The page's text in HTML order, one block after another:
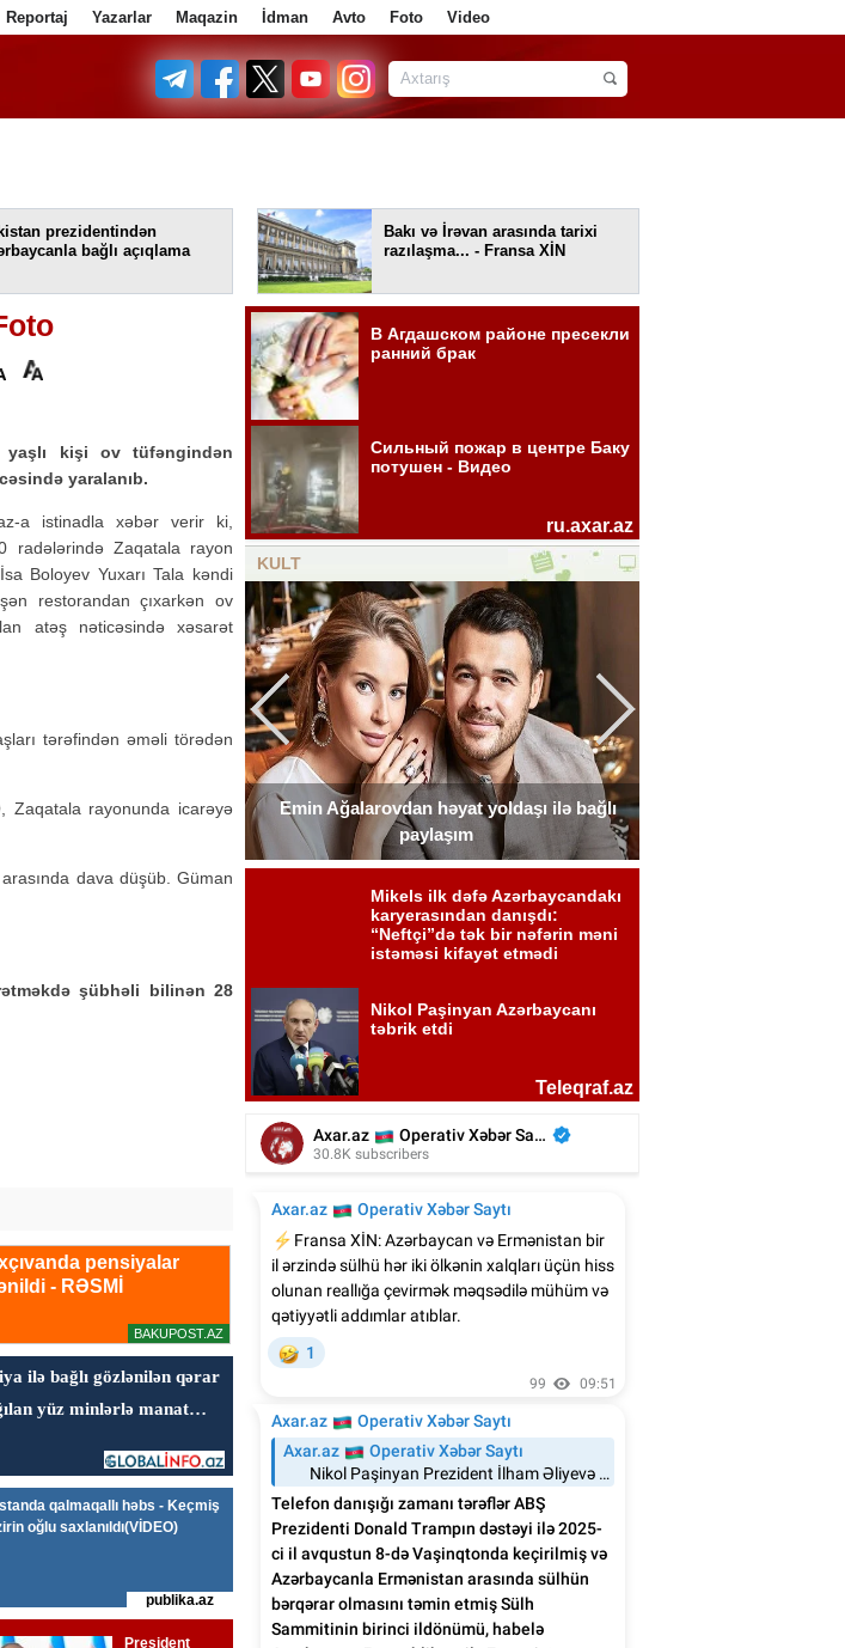
Reportaj Yazarlar Maqazin İdman Avto Foto Video
prezidentindən
bağlı açıqlama
Bakı və İrəvan arasında tarixi
razılaşma... - Fransa XİN
yaşlı kişi ov tüfəngindən
yaralanıb.
a istinadla xəbər verir ki,
radələrində Zaqatala rayon
Boloyev Yuxarı Tala kəndi
restorandan çıxarkən ov
atəş nəticəsində xəsarət
tərəfindən əməli törədən
Zaqatala rayonunda icarəyə
dava düşüb. Güman
şübhəli bilinən 28
KULT
Emin Ağalarovdan həyat yoldaşı ilə bağlı
paylaşım
Emin Ağalarovdan həyat yoldaşı ilə bağlı